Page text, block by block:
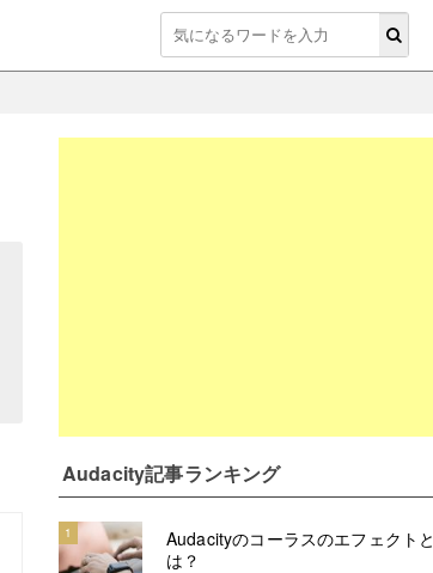
Audacity記事ランキング
1
Audacityのコーラスのエフェクトと
は？